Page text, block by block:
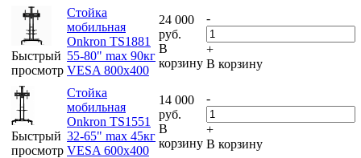
Быстрый
просмотр
Стойка
мобильная
Onkron TS1881
55-80" max 90кг
VESA 800x400
24 000
руб.
В
корзину
-
+
В корзину
Быстрый
просмотр
Стойка
мобильная
Onkron TS1551
32-65" max 45кг
VESA 600x400
14 000
руб.
В
корзину
-
+
В корзину